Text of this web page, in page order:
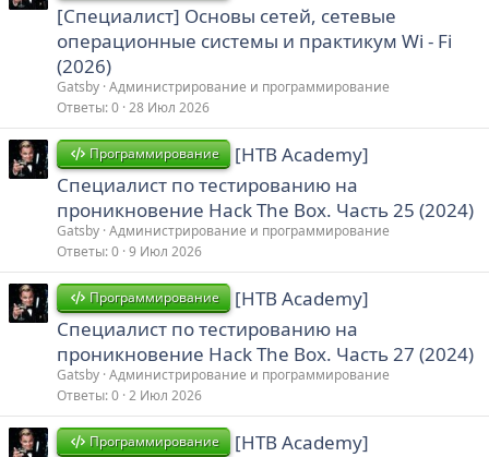
[Специалист] Основы сетей, сетевые
операционные системы и практикум Wi - Fi
(2026)
Gatsby Администрирование и программирование
Ответы 0 28 Июл 2026
Программирование
[HTB Academy]
Специалист по тестированию на
проникновение Hack The Box. Часть 25 (2024)
Gatsby Администрирование и программирование
Ответы 0 9 Июл 2026
Программирование
[HTB Academy]
Специалист по тестированию на
проникновение Hack The Box. Часть 27 (2024)
Gatsby Администрирование и программирование
Ответы 0 2 Июл 2026
Программирование
[HTB Academy]